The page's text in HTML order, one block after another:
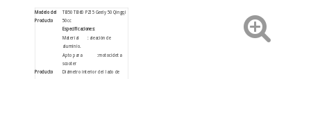
Modelo del
Producto
TB50 TB60 PZ15 Geely 50 Qingqi
50cc
Producto
Especificaciones:
Material : aleación de
aluminio.
Apto para : motocicleta
scooter
Diámetro interior del lado de